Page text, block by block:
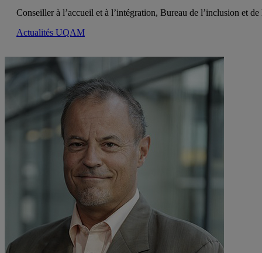
Conseiller à l’accueil et à l’intégration, Bureau de l’inclusion et de
Actualités UQAM